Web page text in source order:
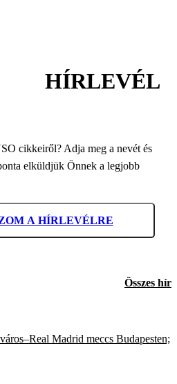
HÍRLEVÉL
cikkeiről? Adja meg a nevét és
elküldjük Önnek a legjobb
A HÍRLEVÉLRE
Összes hír
Madrid meccs Budapesten;